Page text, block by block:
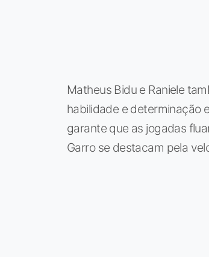
Matheus Bidu e Raniele
habilidade e determinação
garante que as jogadas
Garro se destacam pela